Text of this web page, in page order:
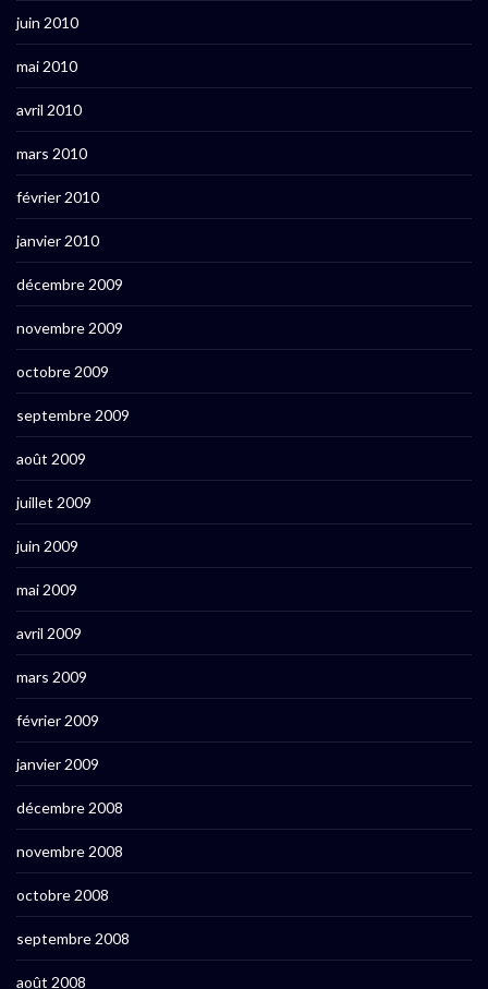
juin 2010
mai 2010
avril 2010
mars 2010
février 2010
janvier 2010
décembre 2009
novembre 2009
octobre 2009
septembre 2009
août 2009
juillet 2009
juin 2009
mai 2009
avril 2009
mars 2009
février 2009
janvier 2009
décembre 2008
novembre 2008
octobre 2008
septembre 2008
août 2008